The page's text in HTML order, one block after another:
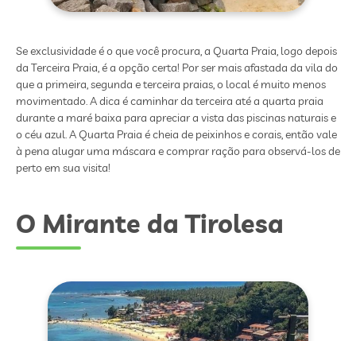
Se exclusividade é o que você procura, a Quarta Praia, logo depois
da Terceira Praia, é a opção certa! Por ser mais afastada da vila do
que a primeira, segunda e terceira praias, o local é muito menos
movimentado. A dica é caminhar da terceira até a quarta praia
durante a maré baixa para apreciar a vista das piscinas naturais e
o céu azul. A Quarta Praia é cheia de peixinhos e corais, então vale
à pena alugar uma máscara e comprar ração para observá-los de
perto em sua visita!
O Mirante da Tirolesa